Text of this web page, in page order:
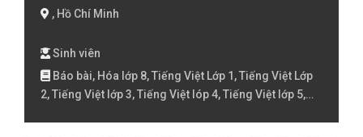
, Hồ Chí Minh
Sinh viên
Báo bài, Hóa lớp 8, Tiếng Việt Lớp 1, Tiếng Việt Lớp
2, Tiếng Việt lớp 3, Tiếng Việt lóp 4, Tiếng Việt lớp 5,